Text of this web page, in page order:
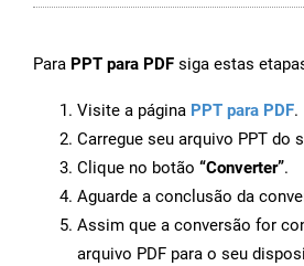
Para PPT para PDF siga estas
Visite a página PPT para PDF.
Carregue seu arquivo PPT do
Clique no botão “Converter”.
Aguarde a conclusão da
Assim que a conversão for
arquivo PDF para o seu